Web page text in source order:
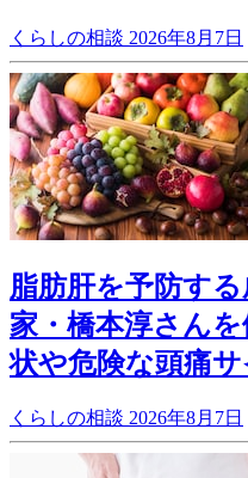
くらしの相談 2026年8月7日
脂肪肝を予防す
家・橋本淳さん
状や危険な頭痛
くらしの相談 2026年8月7日